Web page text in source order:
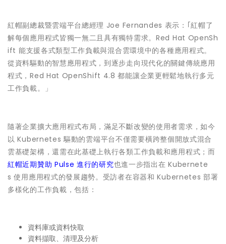
紅帽副總裁暨雲端平台總經理 Joe Fernandes 表示：｢紅帽了
解每個應用程式皆獨一無二且具有獨特需求。Red Hat OpenSh
ift 能支援各式類型工作負載與混合雲環境中的各種應用程式。
從資料驅動的智慧應用程式，到逐步走向現代化的關鍵傳統應用
程式，Red Hat OpenShift 4.8 都能讓企業更輕鬆地執行多元
工作負載。」
隨著企業擴大應用程式布局，滿足不斷改變的使用者需求，如今
以 Kubernetes 驅動的雲端平台不僅需要橫跨整個開放式混合
雲基礎架構，還需在此基礎上執行各類工作負載和應用程式；而
紅帽近期贊助 Pulse 進行的研究也進一步指出在 Kubernete
s 使用應用程式的發展趨勢。受訪者在容器和 Kubernetes 部署
多樣化的工作負載，包括：
資料庫或資料快取
資料擷取、清理及分析